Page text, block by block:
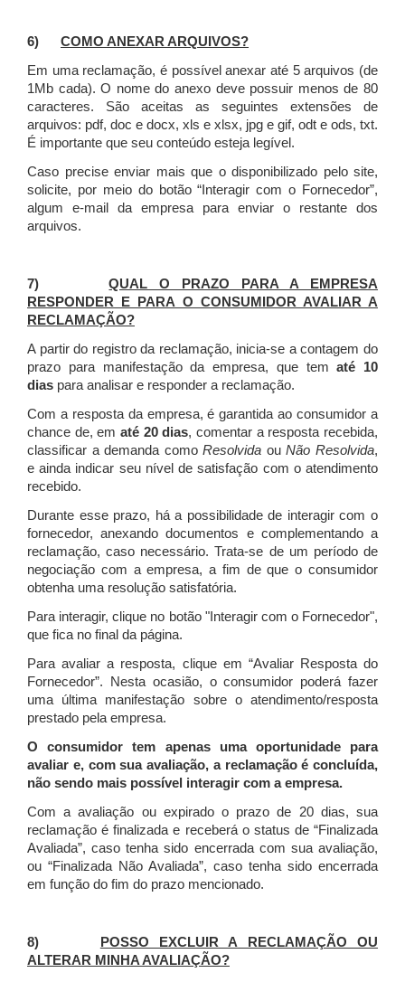
6) COMO ANEXAR ARQUIVOS?
Em uma reclamação, é possível anexar até 5 arquivos (de
1Mb cada). O nome do anexo deve possuir menos de 80
caracteres. São aceitas as seguintes extensões de
arquivos: pdf, doc e docx, xls e xlsx, jpg e gif, odt e ods, txt.
É importante que seu conteúdo esteja legível.
Caso precise enviar mais que o disponibilizado pelo site,
solicite, por meio do botão “Interagir com o Fornecedor”,
algum e-mail da empresa para enviar o restante dos
arquivos.
7)QUAL O PRAZO PARA A EMPRESA
RESPONDER E PARA O CONSUMIDOR AVALIAR A
RECLAMAÇÃO?
A partir do registro da reclamação, inicia-se a contagem do
prazo para manifestação da empresa, que tematé 10
dias para analisar e responder a reclamação.
Com a resposta da empresa, é garantida ao consumidor a
chance de, em até 20 dias, comentar a resposta recebida,
classificar a demanda comoResolvida ouNão Resolvida,
e ainda indicar seu nível de satisfação com o atendimento
recebido.
Durante esse prazo, há a possibilidade de interagir com o
fornecedor, anexando documentos e complementando a
reclamação, caso necessário.Trata-se de um período de
negociação com a empresa, a fim de que o consumidor
obtenha uma resolução satisfatória.
Para interagir, clique no botão "Interagir com o Fornecedor",
que fica no final da página.
Para avaliar a resposta, clique em “Avaliar Resposta do
Fornecedor”. Nesta ocasião, o consumidor poderá fazer
uma última manifestação sobre o atendimento/resposta
prestado pela empresa.
O consumidor tem apenas uma oportunidade para
avaliar e, com sua avaliação, a reclamação é concluída,
não sendo mais possível interagir com a empresa.
Com a avaliação ou expirado o prazo de 20 dias, sua
reclamação é finalizada e receberá o status de “Finalizada
Avaliada”, caso tenha sido encerrada com sua avaliação,
ou “Finalizada Não Avaliada”, caso tenha sido encerrada
em função do fim do prazo mencionado.
8)
POSSO EXCLUIR A RECLAMAÇÃO OU
ALTERAR MINHA AVALIAÇÃO?